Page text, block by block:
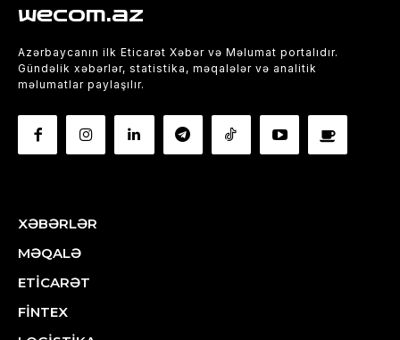
wecom.az
Azərbaycanın ilk Eticarət Xəbər və Məlumat portalıdır.
Gündəlik xəbərlər, statistika, məqalələr və analitik
məlumatlar paylaşılır.
XƏBƏRLƏR
MƏQALƏ
ETİCARƏT
FİNTEX